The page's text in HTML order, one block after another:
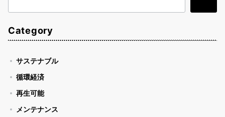
索
Category
サステナブル
循環経済
再生可能
メンテナンス